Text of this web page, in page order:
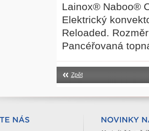
Lainox® Naboo®
Elektrický
Reloaded.
Pancéřovaná
Zpět